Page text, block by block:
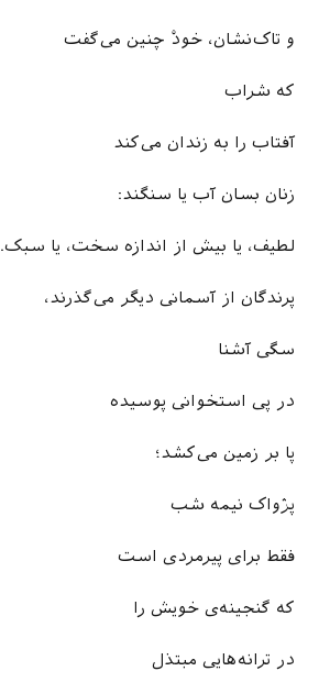
و تاک­‌نشان، خودْ چنین می­‌گفت
که شراب
آفتاب را به زندان می­‌کند
زنان بسان آب یا سنگند:
لطیف، یا بیش از اندازه سخت، یا سبک.
پرندگان از آسمانی دیگر می­‌گذرند،
سگی آشنا
در پی استخوانی پوسیده
پا بر زمین می­‌کشد؛
پژواک نیمه شب
فقط برای پیرمردی است
که گنجینه­‌ی خویش را
در ترانه­‌هایی مبتذل